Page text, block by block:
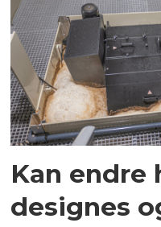
Kan endre
designes